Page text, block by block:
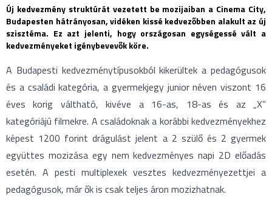
Új kedvezmény struktúrát vezetett be mozijaiban a Cinema City,
Budapesten hátrányosan, vidéken kissé kedvezőbben alakult az új
szisztéma. Ez azt jelenti, hogy országosan egységessé vált a
kedvezményeket igénybevevők köre.
A Budapesti kedvezménytípusokból kikerültek a pedagógusok
és a családi kategória, a gyermekjegy junior néven viszont 16
éves korig váltható, kivéve a 16-as, 18-as és az „X”
kategóriájú filmekre. A családoknak a korábbi kedvezményekhez
képest 1200 forint drágulást jelent a 2 szülő és 2 gyermek
együttes mozizása egy nem kedvezményes napi 2D előadás
esetén. A pesti multiplexek vesztes kedvezményezettjei a
pedagógusok, már ők is csak teljes áron mozizhatnak.